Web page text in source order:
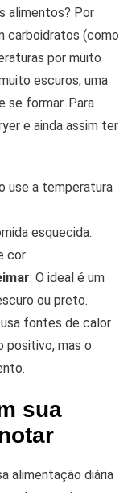
alimentos? Por
carboidratos (como
por muito
escuros, uma
se formar. Para
e ainda assim ter
use a temperatura
esquecida.
cor.
: O ideal é um
ou preto.
fontes de calor
positivo, mas o
sua
alimentação diária